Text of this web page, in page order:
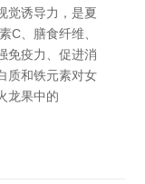
觉诱导力，是夏
C、膳食纤维、
免疫力、促进消
质和铁元素对女
龙果中的